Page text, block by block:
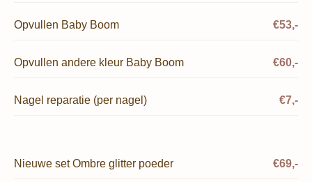
Opvullen Baby Boom €53,-
Opvullen andere kleur Baby Boom €60,-
Nagel reparatie (per nagel) €7,-
Nieuwe set Ombre glitter poeder €69,-